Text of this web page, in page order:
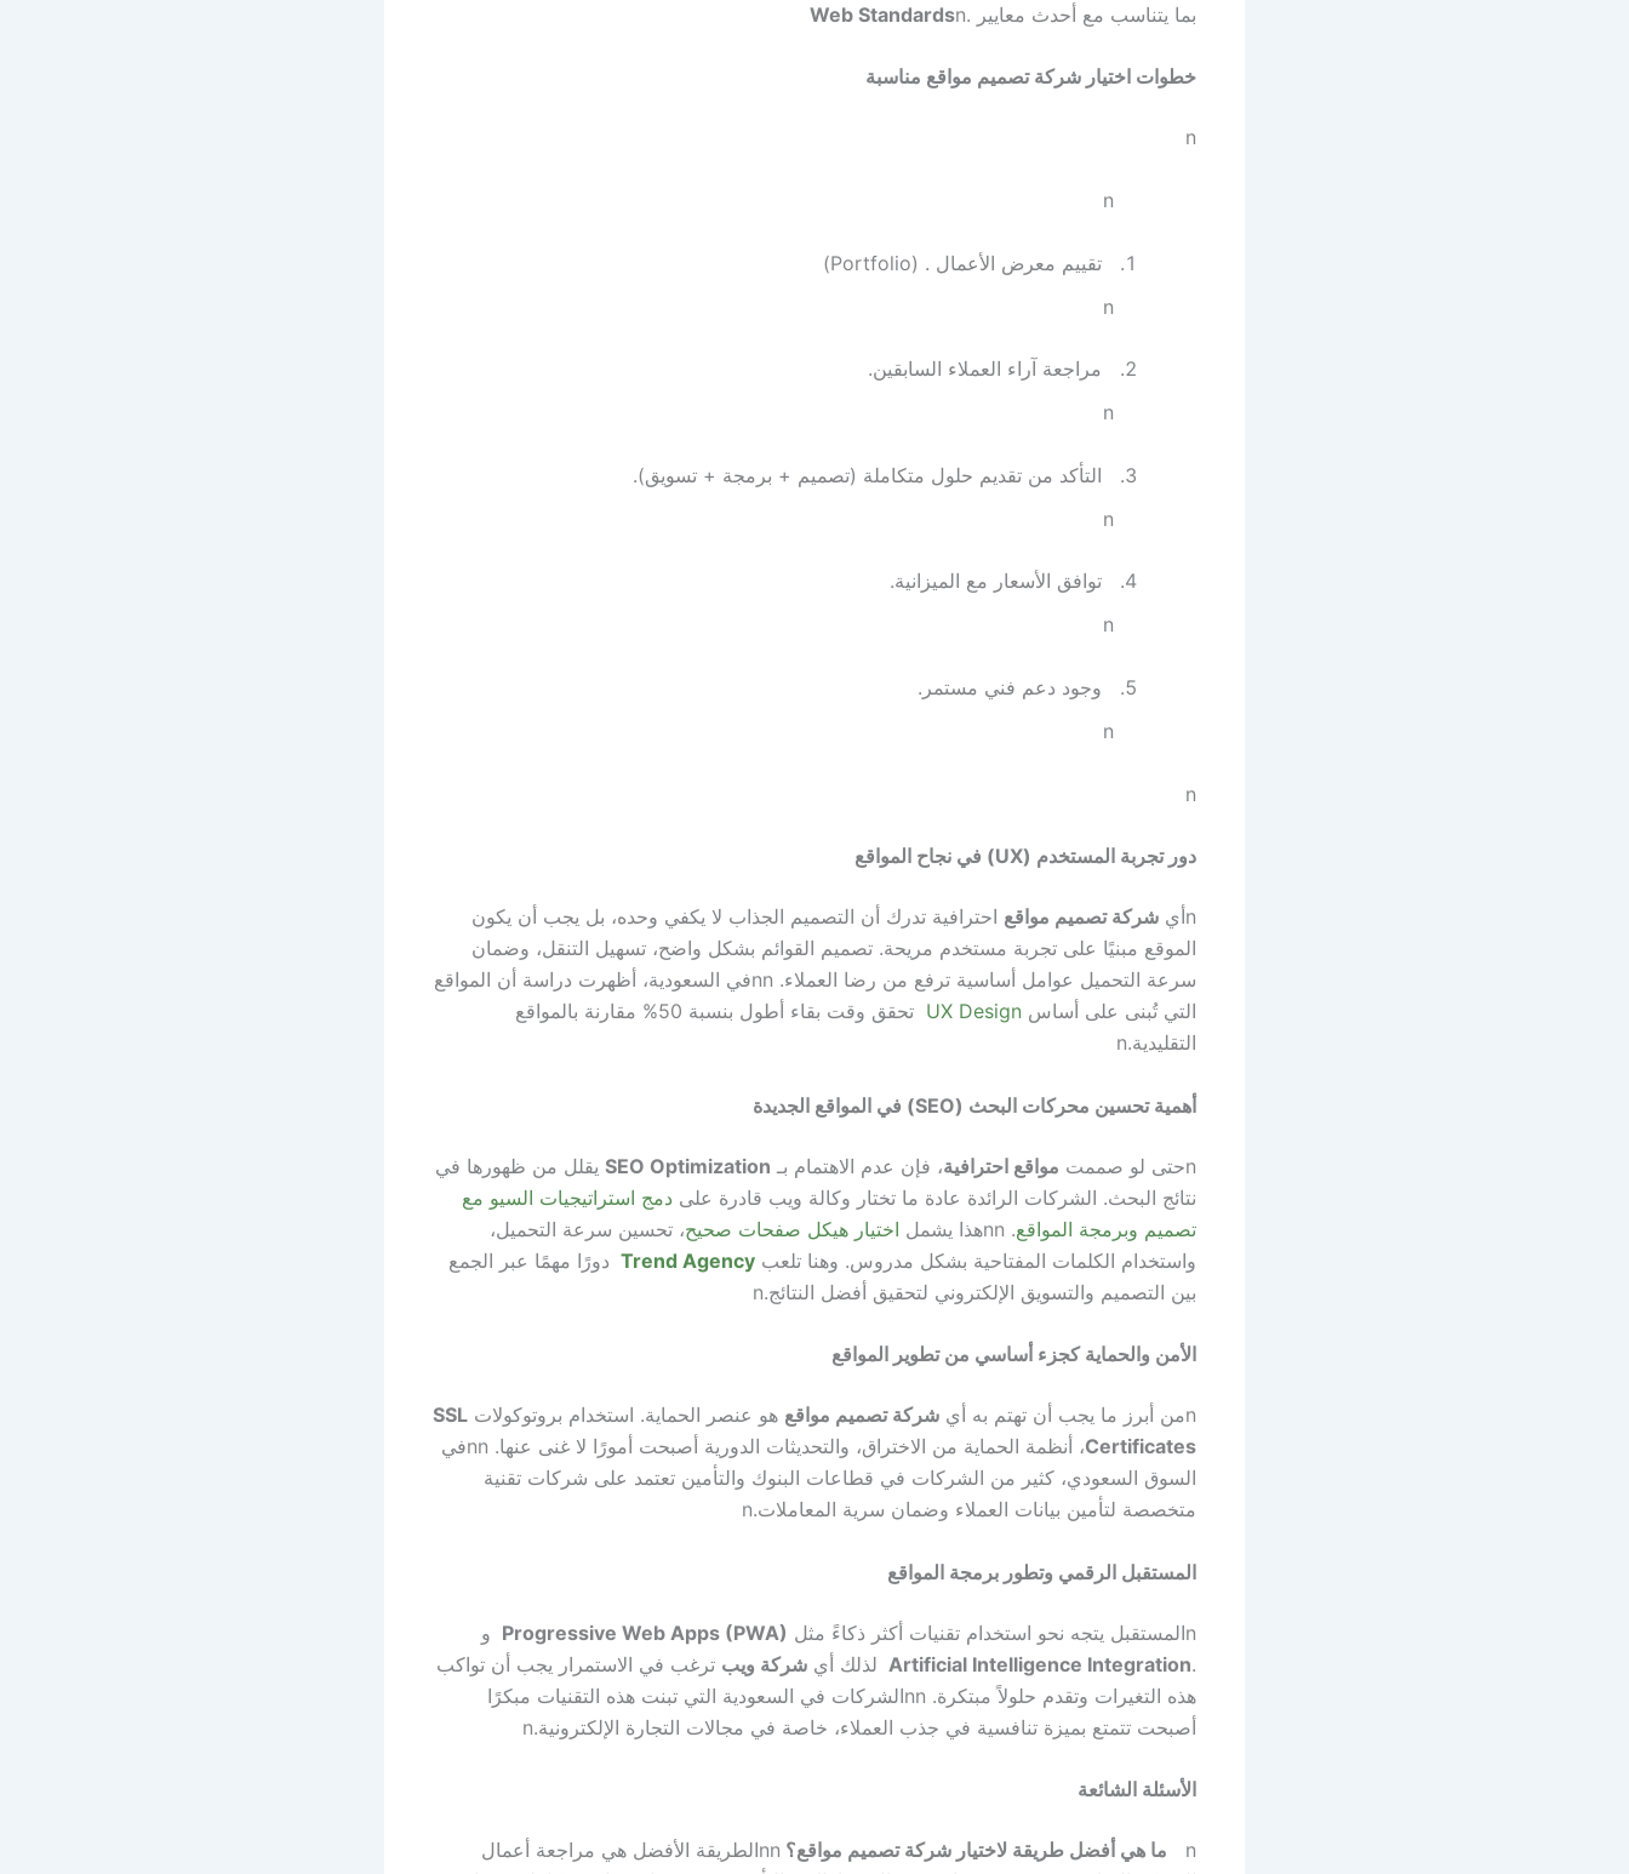
بما يتناسب مع أحدث معايير . Web Standardsn
خطوات اختيار شركة تصميم مواقع مناسبة
n
n
تقييم معرض الأعمال . (Portfolio)
n
مراجعة آراء العملاء السابقين.
n
التأكد من تقديم حلول متكاملة (تصميم + برمجة + تسويق).
n
توافق الأسعار مع الميزانية.
n
وجود دعم فني مستمر.
n
n
دور تجربة المستخدم (UX) في نجاح المواقع
nأي شركة تصميم مواقع احترافية تدرك أن التصميم الجذاب لا يكفي وحده، بل يجب أن يكون
الموقع مبنيًا على تجربة مستخدم مريحة. تصميم القوائم بشكل واضح، تسهيل التنقل، وضمان
سرعة التحميل عوامل أساسية ترفع من رضا العملاء. nnفي السعودية، أظهرت دراسة أن المواقع
التي تُبنى على أساس UX Design
تحقق وقت بقاء أطول بنسبة 50% مقارنة بالمواقع
التقليدية.n
أهمية تحسين محركات البحث (SEO) في المواقع الجديدة
nحتى لو صممت مواقع احترافية، فإن عدم الاهتمام بـ SEO Optimization يقلل من ظهورها في
نتائج البحث. الشركات الرائدة عادة ما تختار وكالة ويب قادرة على دمج استراتيجيات السيو مع
تصميم وبرمجة المواقع.
nnهذا يشمل اختيار هيكل صفحات صحيح، تحسين سرعة التحميل،
واستخدام الكلمات المفتاحية بشكل مدروس. وهنا تلعب Trend Agency دورًا مهمًا عبر الجمع
بين التصميم والتسويق الإلكتروني لتحقيق أفضل النتائج.n
الأمن والحماية كجزء أساسي من تطوير المواقع
nمن أبرز ما يجب أن تهتم به أي شركة تصميم مواقع هو عنصر الحماية. استخدام بروتوكولات SSL
Certificates، أنظمة الحماية من الاختراق، والتحديثات الدورية أصبحت أمورًا لا غنى عنها. nnفي
السوق السعودي، كثير من الشركات في قطاعات البنوك والتأمين تعتمد على شركات تقنية
متخصصة لتأمين بيانات العملاء وضمان سرية المعاملات.n
المستقبل الرقمي وتطور برمجة المواقع
nالمستقبل يتجه نحو استخدام تقنيات أكثر ذكاءً مثل Progressive Web Apps (PWA) و
.
Artificial Intelligence Integration لذلك أي شركة ويب ترغب في الاستمرار يجب أن تواكب
هذه التغيرات وتقدم حلولاً مبتكرة. nnالشركات في السعودية التي تبنت هذه التقنيات مبكرًا
أصبحت تتمتع بميزة تنافسية في جذب العملاء، خاصة في مجالات التجارة الإلكترونية.n
الأسئلة الشائعة
n ما هي أفضل طريقة لاختيار شركة تصميم مواقع؟ nnالطريقة الأفضل هي مراجعة أعمال